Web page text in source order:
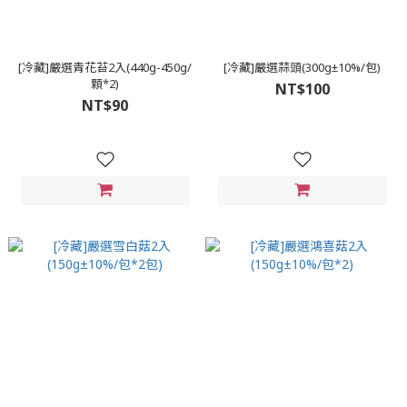
[冷藏]嚴選青花苔2入(440g-450g/
顆*2)
NT$90
[冷藏]嚴選蒜頭(300g±10%/包)
NT$100